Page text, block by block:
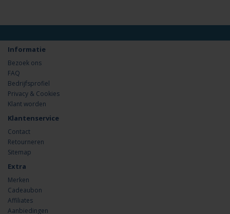
Informatie
Bezoek ons
FAQ
Bedrijfsprofiel
Privacy & Cookies
Klant worden
Klantenservice
Contact
Retourneren
Sitemap
Extra
Merken
Cadeaubon
Affiliates
Aanbiedingen